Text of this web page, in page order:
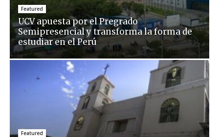
Featured
UCV apuesta por el Pregrado
Semipresencial y transforma la forma de
estudiar en el Perú
Featured